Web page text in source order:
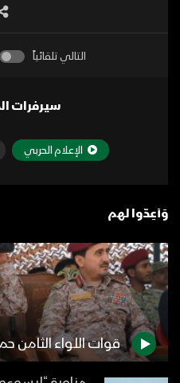
التالي تلقائياً
سيرفرات
الإعلام الحربي
وَأَعِدُّوا لهم